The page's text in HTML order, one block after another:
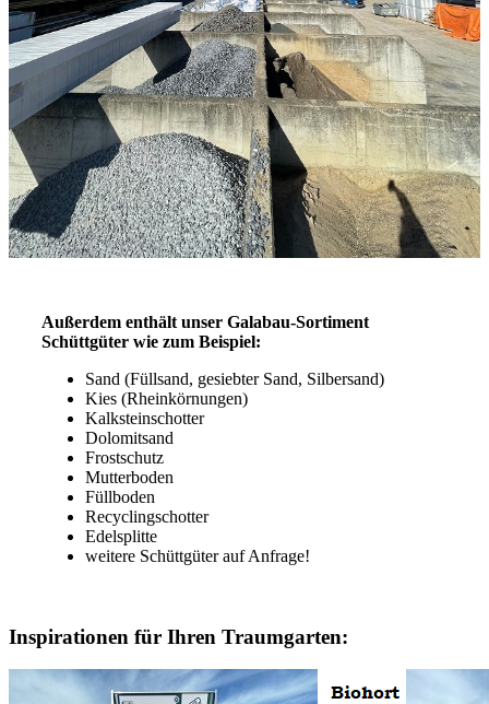
Außerdem enthält unser Galabau-Sortiment
Schüttgüter wie zum Beispiel:
Sand (Füllsand, gesiebter Sand, Silbersand)
Kies (Rheinkörnungen)
Kalksteinschotter
Dolomitsand
Frostschutz
Mutterboden
Füllboden
Recyclingschotter
Edelsplitte
weitere Schüttgüter auf Anfrage!
Inspirationen für Ihren Traumgarten: